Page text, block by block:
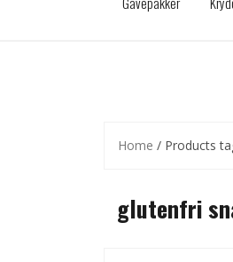
Home / Products
glutenfri